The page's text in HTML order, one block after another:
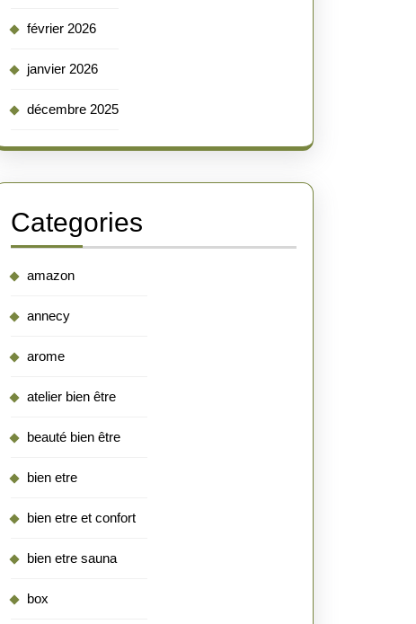
février 2026
janvier 2026
décembre 2025
Categories
amazon
annecy
arome
atelier bien être
beauté bien être
bien etre
bien etre et confort
bien etre sauna
box